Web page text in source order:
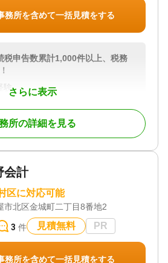
務所を含めて一括見積をする
さらに表示
税申告数累計1,000件以上、税務
理士法人の強みは、相続や事業
と豊富な経験にあります。
件以上の申告に携わってきた実績
案、遺産分割、税務調査リスク
寄り添い、最適な提案を行うこ
総合サポート
士、司法書士といった他の専門
、相続に関わる手続きをワンス
きる体制を整えています。
理など、複雑な案件にも柔軟に
所の詳細を見る
会計
区に対応可能
市北区金城町二丁目8番地2
3 件 見積無料 PR
務所を含めて一括見積をする